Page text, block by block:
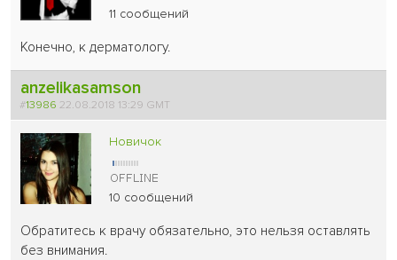
11 сообщений
Конечно, к дерматологу.
anzelikasamson
#13986 22.08.2018 13:29 GMT
Новичок
10 сообщений
Обратитесь к врачу обязательно, это нельзя оставлять
без внимания.